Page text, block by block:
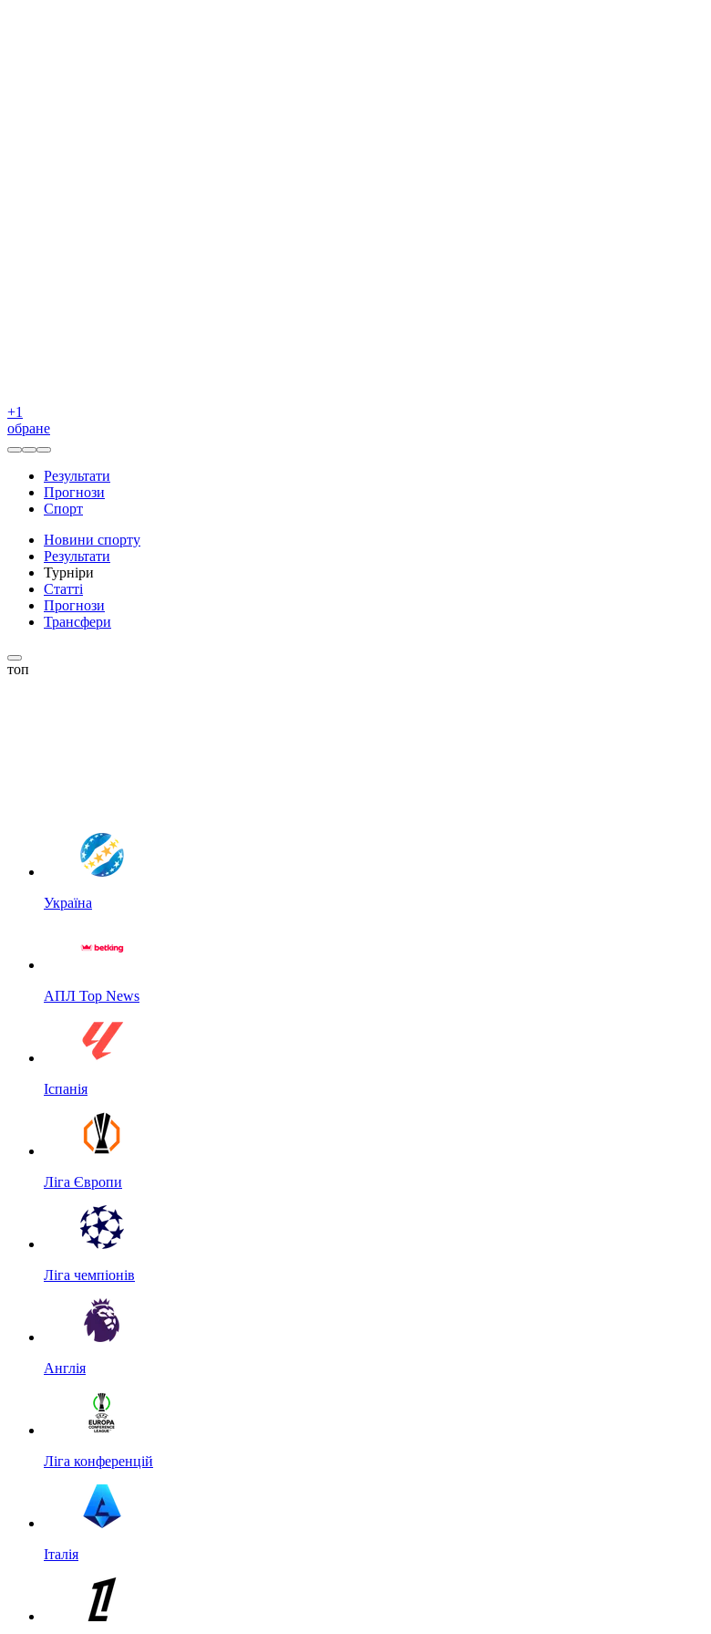
+1
обране
Результати
Прогнози
Спорт
Новини спорту
Результати
Турніри
Статті
Прогнози
Трансфери
топ
Україна
АПЛ Top News
Іспанія
Ліга Європи
Ліга чемпіонів
Англія
Ліга конференцій
Італія